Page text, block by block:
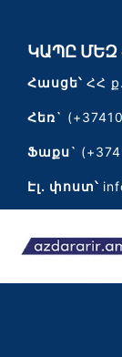
ԿԱՊԸ ՄԵԶ
Հասցե՝ՀՀ
Հեռ`
Ֆաքս`
Էլ․ փոստ՝